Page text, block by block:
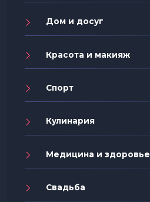
Дом и досуг
Красота и макияж
Спорт
Кулинария
Медицина и здоровье
Свадьба